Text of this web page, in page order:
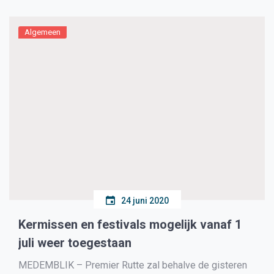
Algemeen
24 juni 2020
Kermissen en festivals mogelijk vanaf 1
juli weer toegestaan
MEDEMBLIK – Premier Rutte zal behalve de gisteren